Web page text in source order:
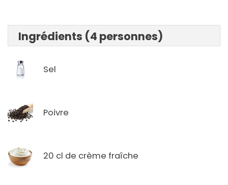
Ingrédients (4 personnes)
Sel
Poivre
20 cl de crème fraîche